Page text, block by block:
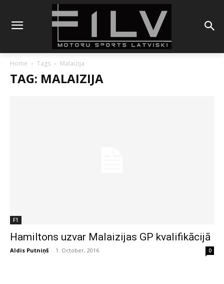
Home Tags Malaizija
TAG: MALAIZIJA
F1
Hamiltons uzvar Malaizijas GP kvalifikācijā
Aldis Putniņš - 1. October, 2016 0